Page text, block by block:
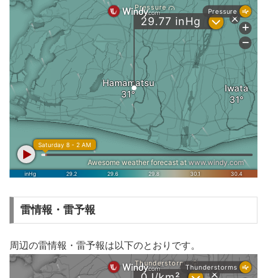
雷情報・雷予報
周辺の雷情報・雷予報は以下のとおりです。